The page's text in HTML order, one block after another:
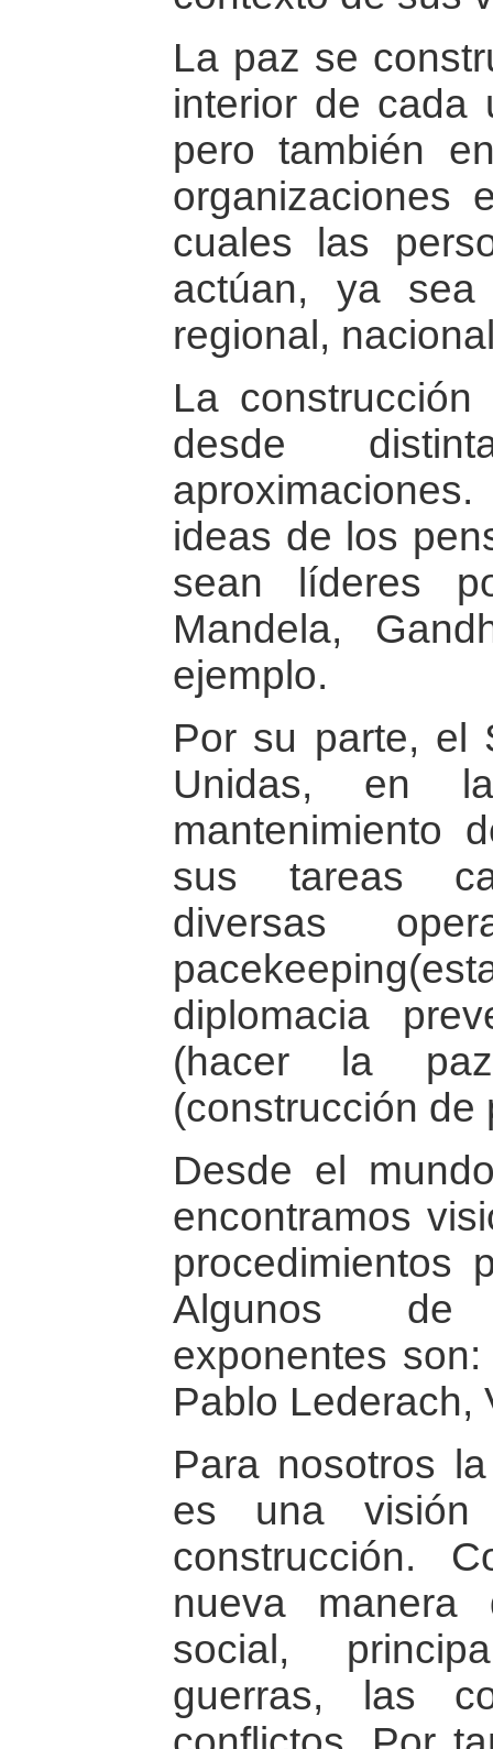
La paz se
interior de cada
pero también
organizaciones
cuales las
actúan, ya
regional,
La
desde
ideas de los
sean líderes
Mandela,
ejemplo.
Por su parte, el
Unidas, en
mantenimiento
sus tareas
diversas
diplomacia
(hacer la
(construcción de
Desde el
encontramos
procedimientos
Algunos de
exponentes
Pablo Lederach,
Para nosotros
es una
construcción.
nueva
social,
guerras, las